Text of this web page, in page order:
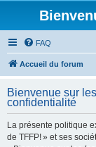
FAQ
Accueil du forum
Bienvenue sur
confidentialité
La présente politique
de TFFP! » et ses